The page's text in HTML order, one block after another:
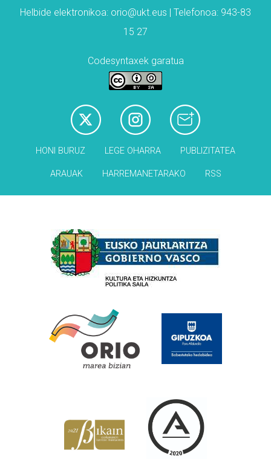
Helbide elektronikoa: orio@ukt.eus | Telefonoa: 943-83
15 27
Codesyntaxek garatua
HONI BURUZ LEGE OHARRA PUBLIZITATEA
ARAUAK HARREMANETARAKO RSS